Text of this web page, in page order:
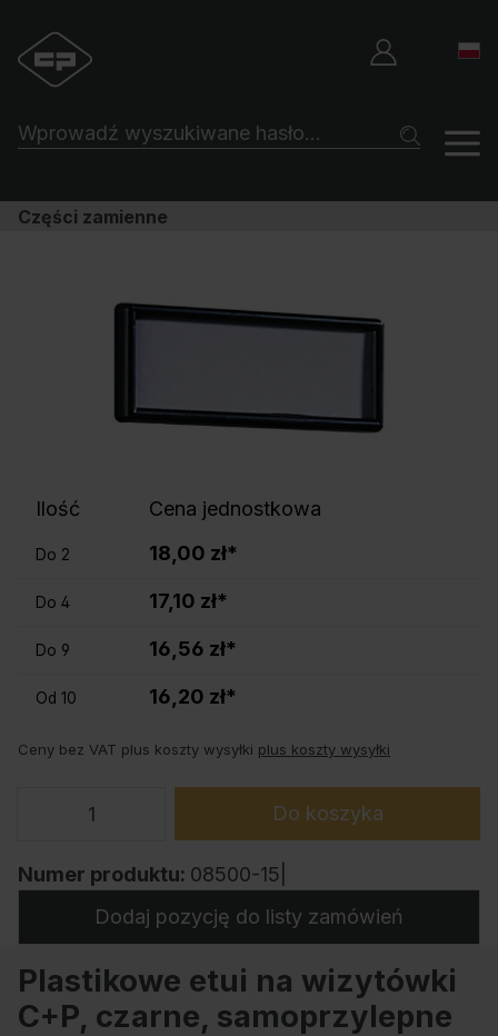
Części zamienne
Ilość Cena jednostkowa
Do 2 18,00 zł*
Do 4 17,10 zł*
Do 9 16,56 zł*
Od 10 16,20 zł*
Ceny bez VAT plus koszty wysyłki plus koszty wysyłki
Do koszyka
Numer produktu: 08500-15|
Dodaj pozycję do listy zamówień
Plastikowe etui na wizytówki
C+P, czarne, samoprzylepne